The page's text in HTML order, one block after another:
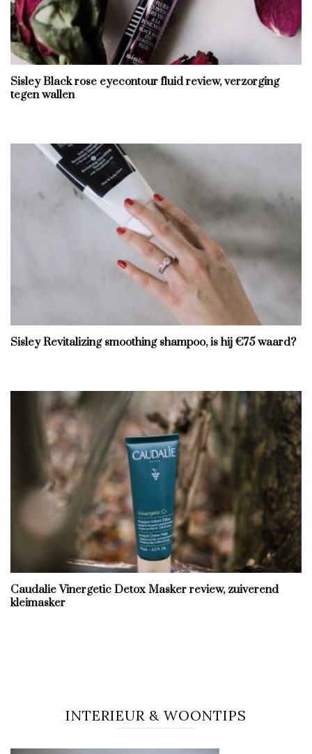
Sisley Black rose eyecontour fluid review, verzorging
tegen wallen
Sisley Revitalizing smoothing shampoo, is hij €75 waard?
Caudalie Vinergetic Detox Masker review, zuiverend
kleimasker
INTERIEUR & WOONTIPS